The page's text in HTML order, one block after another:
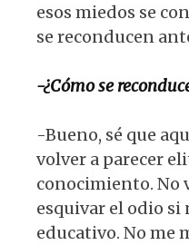
esos miedos se
se reconducen
-¿Cómo se
-Bueno, sé que
volver a parecer
conocimiento. No
esquivar el odio si
educativo. No me